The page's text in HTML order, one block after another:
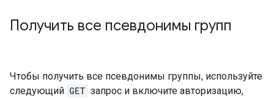
Получить все псевдонимы групп
Чтобы получить все псевдонимы группы, используйте
следующий GET запрос и включите авторизацию,